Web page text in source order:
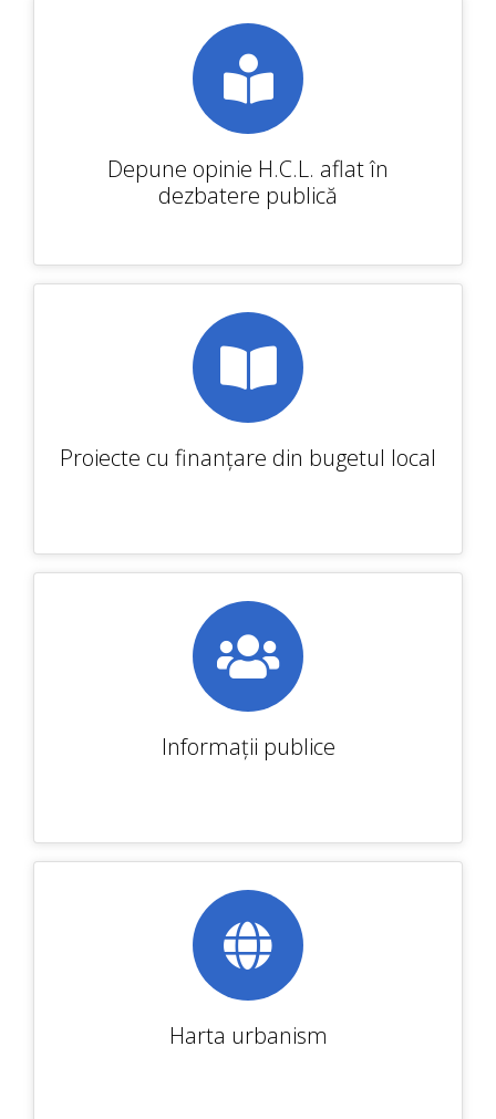
Depune opinie H.C.L. aflat în
dezbatere publică
Proiecte cu finanțare din bugetul local
Informații publice
Harta urbanism